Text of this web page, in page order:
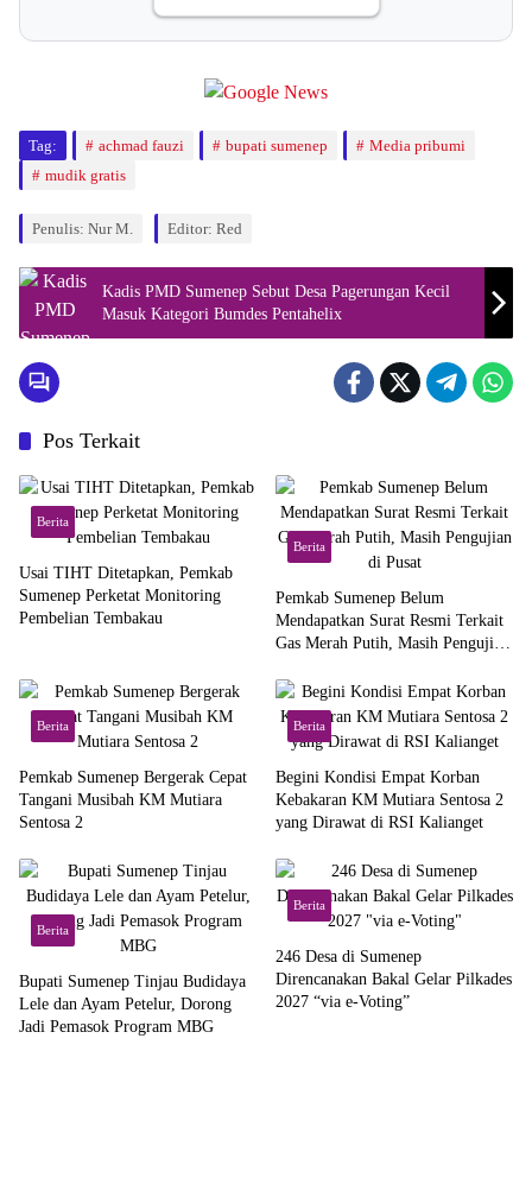
Tag: achmad fauzi bupati sumenep
Media pribumi
mudik gratis
Penulis: Nur M. Editor: Red
Kadis PMD Sumenep Sebut Desa Pagerungan Kecil
Masuk Kategori Bumdes Pentahelix
Pos Terkait
Berita
Usai TIHT Ditetapkan, Pemkab
Sumenep Perketat Monitoring
Pembelian Tembakau
Berita
Pemkab Sumenep Belum
Mendapatkan Surat Resmi Terkait
Gas Merah Putih, Masih Pengujian
Berita
Pemkab Sumenep Bergerak Cepat
Tangani Musibah KM Mutiara
Sentosa 2
Berita
Begini Kondisi Empat Korban
Kebakaran KM Mutiara Sentosa 2
yang Dirawat di RSI Kalianget
Berita
Bupati Sumenep Tinjau Budidaya
Lele dan Ayam Petelur, Dorong
Jadi Pemasok Program MBG
Berita
246 Desa di Sumenep
Direncanakan Bakal Gelar Pilkades
2027 “via e-Voting”